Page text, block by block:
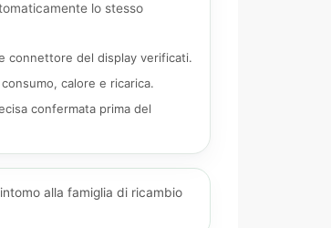
lo stesso
connettore del display verificati.
calore e ricarica.
confermata prima del
alla famiglia di ricambio